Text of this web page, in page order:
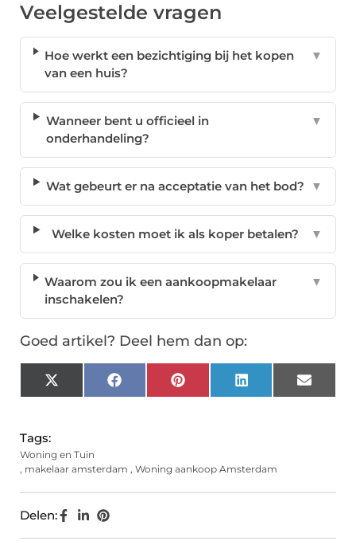
Veelgestelde vragen
Hoe werkt een bezichtiging bij het kopen
van een huis?
▼
Wanneer bent u officieel in
onderhandeling?
▼
Wat gebeurt er na acceptatie van het bod? ▼
Welke kosten moet ik als koper betalen? ▼
Waarom zou ik een aankoopmakelaar
inschakelen?
▼
Goed artikel? Deel hem dan op:
X
(Twitter)
FacebookPinterest LinkedIn Email
Tags:
Woning en Tuin
, makelaar amsterdam , Woning aankoop Amsterdam
Delen: